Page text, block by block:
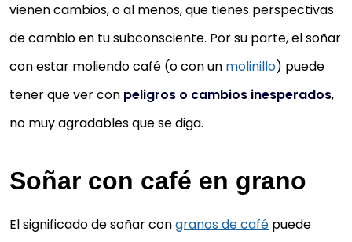
vienen cambios, o al menos, que tienes perspectivas
de cambio en tu subconsciente. Por su parte, el soñar
con estar moliendo café (o con un molinillo) puede
tener que ver con peligros o cambios inesperados,
no muy agradables que se diga.
Soñar con café en grano
El significado de soñar congranos de café puede